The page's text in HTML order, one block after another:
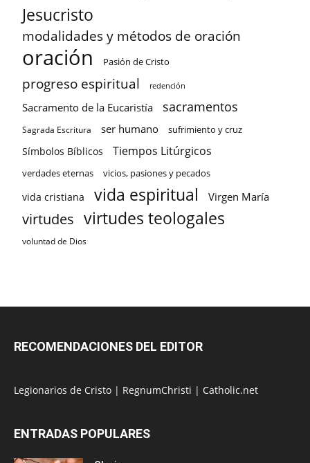
Jesucristo
modalidades y métodos de oración
oración Pasión de Cristo
progreso espiritual redención
Sacramento de la Eucaristía sacramentos
Sagrada Escritura ser humano sufrimiento y cruz
Símbolos Bíblicos Tiempos Litúrgicos
verdades eternas vicios, pasiones y pecados
vida cristiana vida espiritual Virgen María
virtudes virtudes teologales
voluntad de Dios
RECOMENDACIONES DEL EDITOR
Legionarios de Cristo | RegnumChristi | Catholic.net
ENTRADAS POPULARES